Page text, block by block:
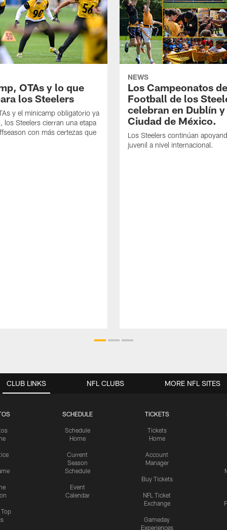
OTAs y lo que
los Steelers
y el minicamp obligatorio ya
los Steelers cierran una etapa
con más certezas que
NEWS
Los Campeonatos
Football de los
celebran en Dublín y
Ciudad de México.
Los Steelers continúan
juvenil a nivel internacional.
CLUB LINKS
SCHEDULE
Schedule
Home
Current
Season
Schedule
Event
Calendar
TICKETS
Tickets
Home
Account
Manager
Buy Tickets
NFL Ticket
Exchange
Gameday
Experiences
NFL CLUBS MORE NFL SITES